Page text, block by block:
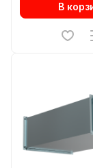
В